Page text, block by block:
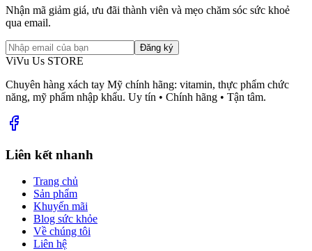
Nhận mã giảm giá, ưu đãi thành viên và mẹo chăm sóc sức khoẻ
qua email.
Đăng ký
ViVu Us STORE
Chuyên hàng xách tay Mỹ chính hãng: vitamin, thực phẩm chức
năng, mỹ phẩm nhập khẩu. Uy tín • Chính hãng • Tận tâm.
Liên kết nhanh
Trang chủ
Sản phẩm
Khuyến mãi
Blog sức khỏe
Về chúng tôi
Liên hệ